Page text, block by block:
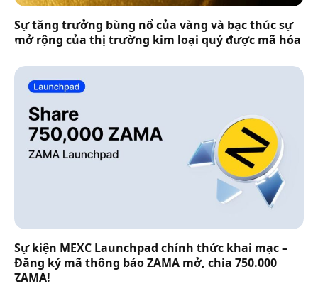
Sự tăng trưởng bùng nổ của vàng và bạc thúc sự
mở rộng của thị trường kim loại quý được mã hóa
Sự kiện MEXC Launchpad chính thức khai mạc –
Đăng ký mã thông báo ZAMA mở, chia 750.000
ZAMA!